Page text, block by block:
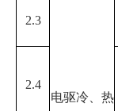
电驱冷、热
2.3
2.4